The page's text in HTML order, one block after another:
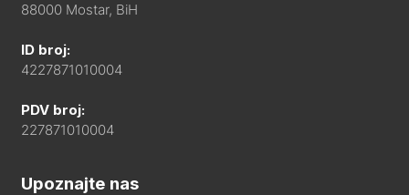
88000 Mostar, BiH
ID broj:
4227871010004
PDV broj:
227871010004
Upoznajte nas